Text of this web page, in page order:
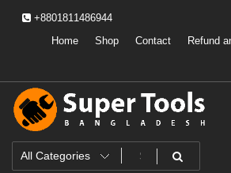
+8801811486944
Home
Shop Contact Refund
Super Tools
Powering Professionals. Building